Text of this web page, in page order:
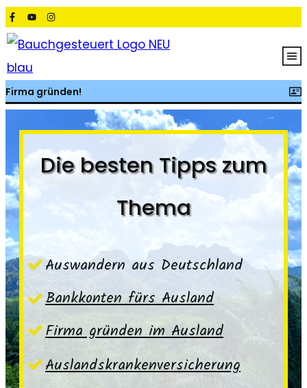
STARTE HIER
FIRMA GRÜNDEN
KRANKENVERSICHERUNG
TIPPS
BLOG
Firma gründen!
Die besten Tipps zum
Thema
Auswandern aus Deutschland
Bankkonten fürs Ausland
Firma gründen im Ausland
Auslandskrankenversicherung